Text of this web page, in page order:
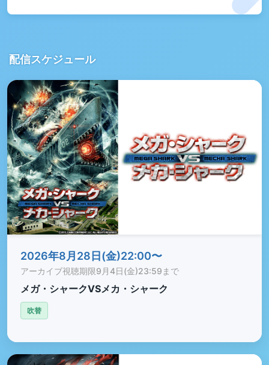
配信スケジュール
2026年8月28日(金)22:00〜
アーカイブ視聴期限9月4日(金)23:59まで
メガ・シャークVSメカ・シャーク
吹替